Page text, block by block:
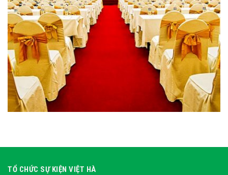
TỔ CHỨC SỰ KIỆN VIỆT HÀ